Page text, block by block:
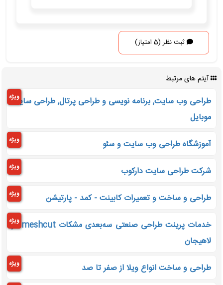
ثبت نظر (5 امتیاز)
آیتم های مرتبط
طراحی وب سایت, برنامه نویسی و طراحی پرتال, طراحی سایت
موبایل
ویژه
آموزشگاه طراحی وب سایت و سئو ویژه
شرکت طراحی سایت دارکوب ویژه
طراحی و ساخت و تعمیرات کابینت - کمد - پارتیشن ویژه
خدمات پرینت طراحی صنعتی سه‌بعدی مشکات meshcut در
لاهیجان
ویژه
طراحی و ساخت انواع ویلا از صفر تا صد ویژه